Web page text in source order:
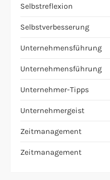
Selbstreflexion
Selbstverbesserung
Unternehmensführung
Unternehmensführung
Unternehmer-Tipps
Unternehmergeist
Zeitmanagement
Zeitmanagement